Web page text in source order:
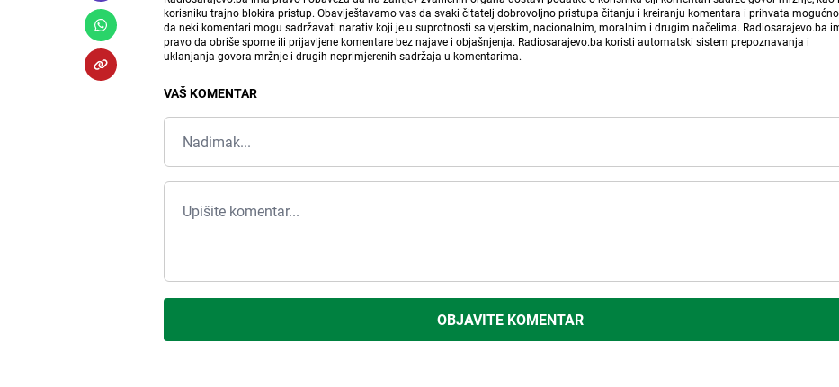
korisniku trajno blokira pristup. Obaviještavamo vas da svaki čitatelj dobrovoljno pristupa čitanju i kreiranju komentara i prihvata
da neki komentari mogu sadržavati narativ koji je u suprotnosti sa vjerskim, nacionalnim, moralnim i drugim načelima. Radiosarajevo.ba
pravo da obriše sporne ili prijavljene komentare bez najave i objašnjenja. Radiosarajevo.ba koristi automatski sistem prepoznavanja i
uklanjanja govora mržnje i drugih neprimjerenih sadržaja u komentarima.
VAŠ KOMENTAR
OBJAVITE KOMENTAR